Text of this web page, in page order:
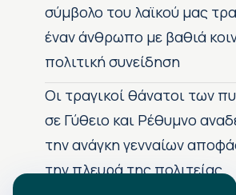
σύμβολο του λαϊκού μας
έναν άνθρωπο με βαθιά
πολιτική συνείδηση
Οι τραγικοί θάνατοι των
σε Γύθειο και Ρέθυμνο
την ανάγκη γενναίων
την πλευρά της πολιτείας